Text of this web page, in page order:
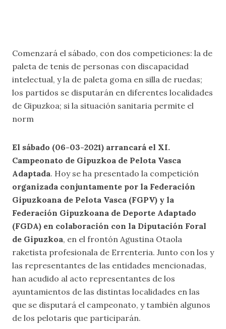
Comenzará el sábado, con dos competiciones: la de
paleta de tenis de personas con discapacidad
intelectual, y la de paleta goma en silla de ruedas;
los partidos se disputarán en diferentes localidades
de Gipuzkoa; si la situación sanitaria permite el
norm
El sábado (06-03-2021) arrancará el XI.
Campeonato de Gipuzkoa de Pelota Vasca
Adaptada. Hoy se ha presentado la competición
organizada conjuntamente por la Federación
Gipuzkoana de Pelota Vasca (FGPV) y la
Federación Gipuzkoana de Deporte Adaptado
(FGDA) en colaboración con la Diputación Foral
de Gipuzkoa, en el frontón Agustina Otaola
raketista profesionala de Errenteria. Junto con los y
las representantes de las entidades mencionadas,
han acudido al acto representantes de los
ayuntamientos de las distintas localidades en las
que se disputará el campeonato, y también algunos
de los pelotaris que participarán.